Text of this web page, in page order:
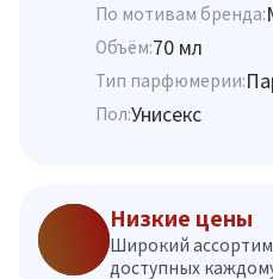
По мотивам бренда:
Объём:70 мл
Тип парфюмерии:
Пол:Унисекс
Низкие цены
Широкий
доступных